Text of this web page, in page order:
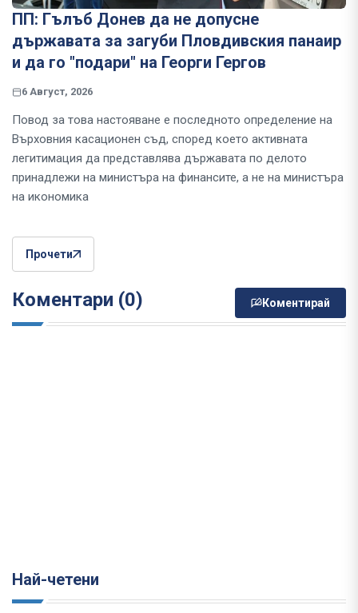
ПП: Гълъб Донев да не допусне
държавата за загуби Пловдивския панаир
и да го "подари" на Георги Гергов
6 Август, 2026
Повод за това настояване е последното определение на
Върховния касационен съд, според което активната
легитимация да представлява държавата по делото
принадлежи на министъра на финансите, а не на министъра
на икономика
Прочети
Коментари (0) Коментирай
Най-четени